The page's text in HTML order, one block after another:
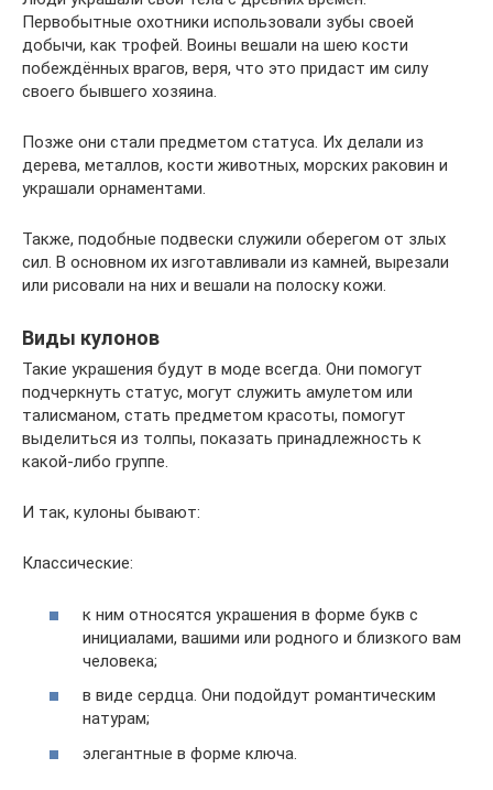
Первобытные охотники использовали зубы своей
добычи, как трофей. Воины вешали на шею кости
побеждённых врагов, веря, что это придаст им силу
своего бывшего хозяина.
Позже они стали предметом статуса. Их делали из
дерева, металлов, кости животных, морских раковин и
украшали орнаментами.
Также, подобные подвески служили оберегом от злых
сил. В основном их изготавливали из камней, вырезали
или рисовали на них и вешали на полоску кожи.
Виды кулонов
Такие украшения будут в моде всегда. Они помогут
подчеркнуть статус, могут служить амулетом или
талисманом, стать предметом красоты, помогут
выделиться из толпы, показать принадлежность к
какой-либо группе.
И так, кулоны бывают:
Классические:
к ним относятся украшения в форме букв с
инициалами, вашими или родного и близкого вам
человека;
в виде сердца. Они подойдут романтическим
натурам;
элегантные в форме ключа.